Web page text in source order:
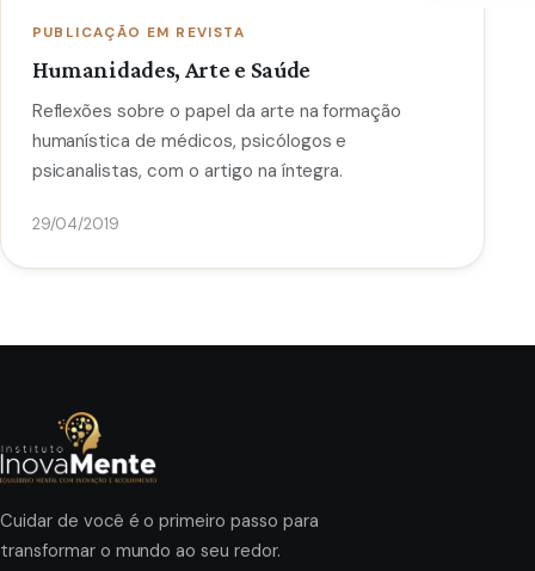
PUBLICAÇÃO EM REVISTA
Humanidades, Arte e Saúde
Reflexões sobre o papel da arte na formação
humanística de médicos, psicólogos e
psicanalistas, com o artigo na íntegra.
29/04/2019
Cuidar de você é o primeiro passo para
transformar o mundo ao seu redor.